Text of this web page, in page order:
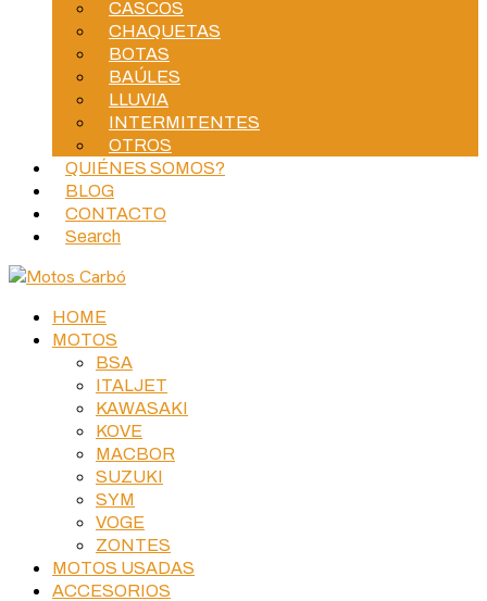
CASCOS
CHAQUETAS
BOTAS
BAÚLES
LLUVIA
INTERMITENTES
OTROS
QUIÉNES SOMOS?
BLOG
CONTACTO
Search
HOME
MOTOS
BSA
ITALJET
KAWASAKI
KOVE
MACBOR
SUZUKI
SYM
VOGE
ZONTES
MOTOS USADAS
ACCESORIOS